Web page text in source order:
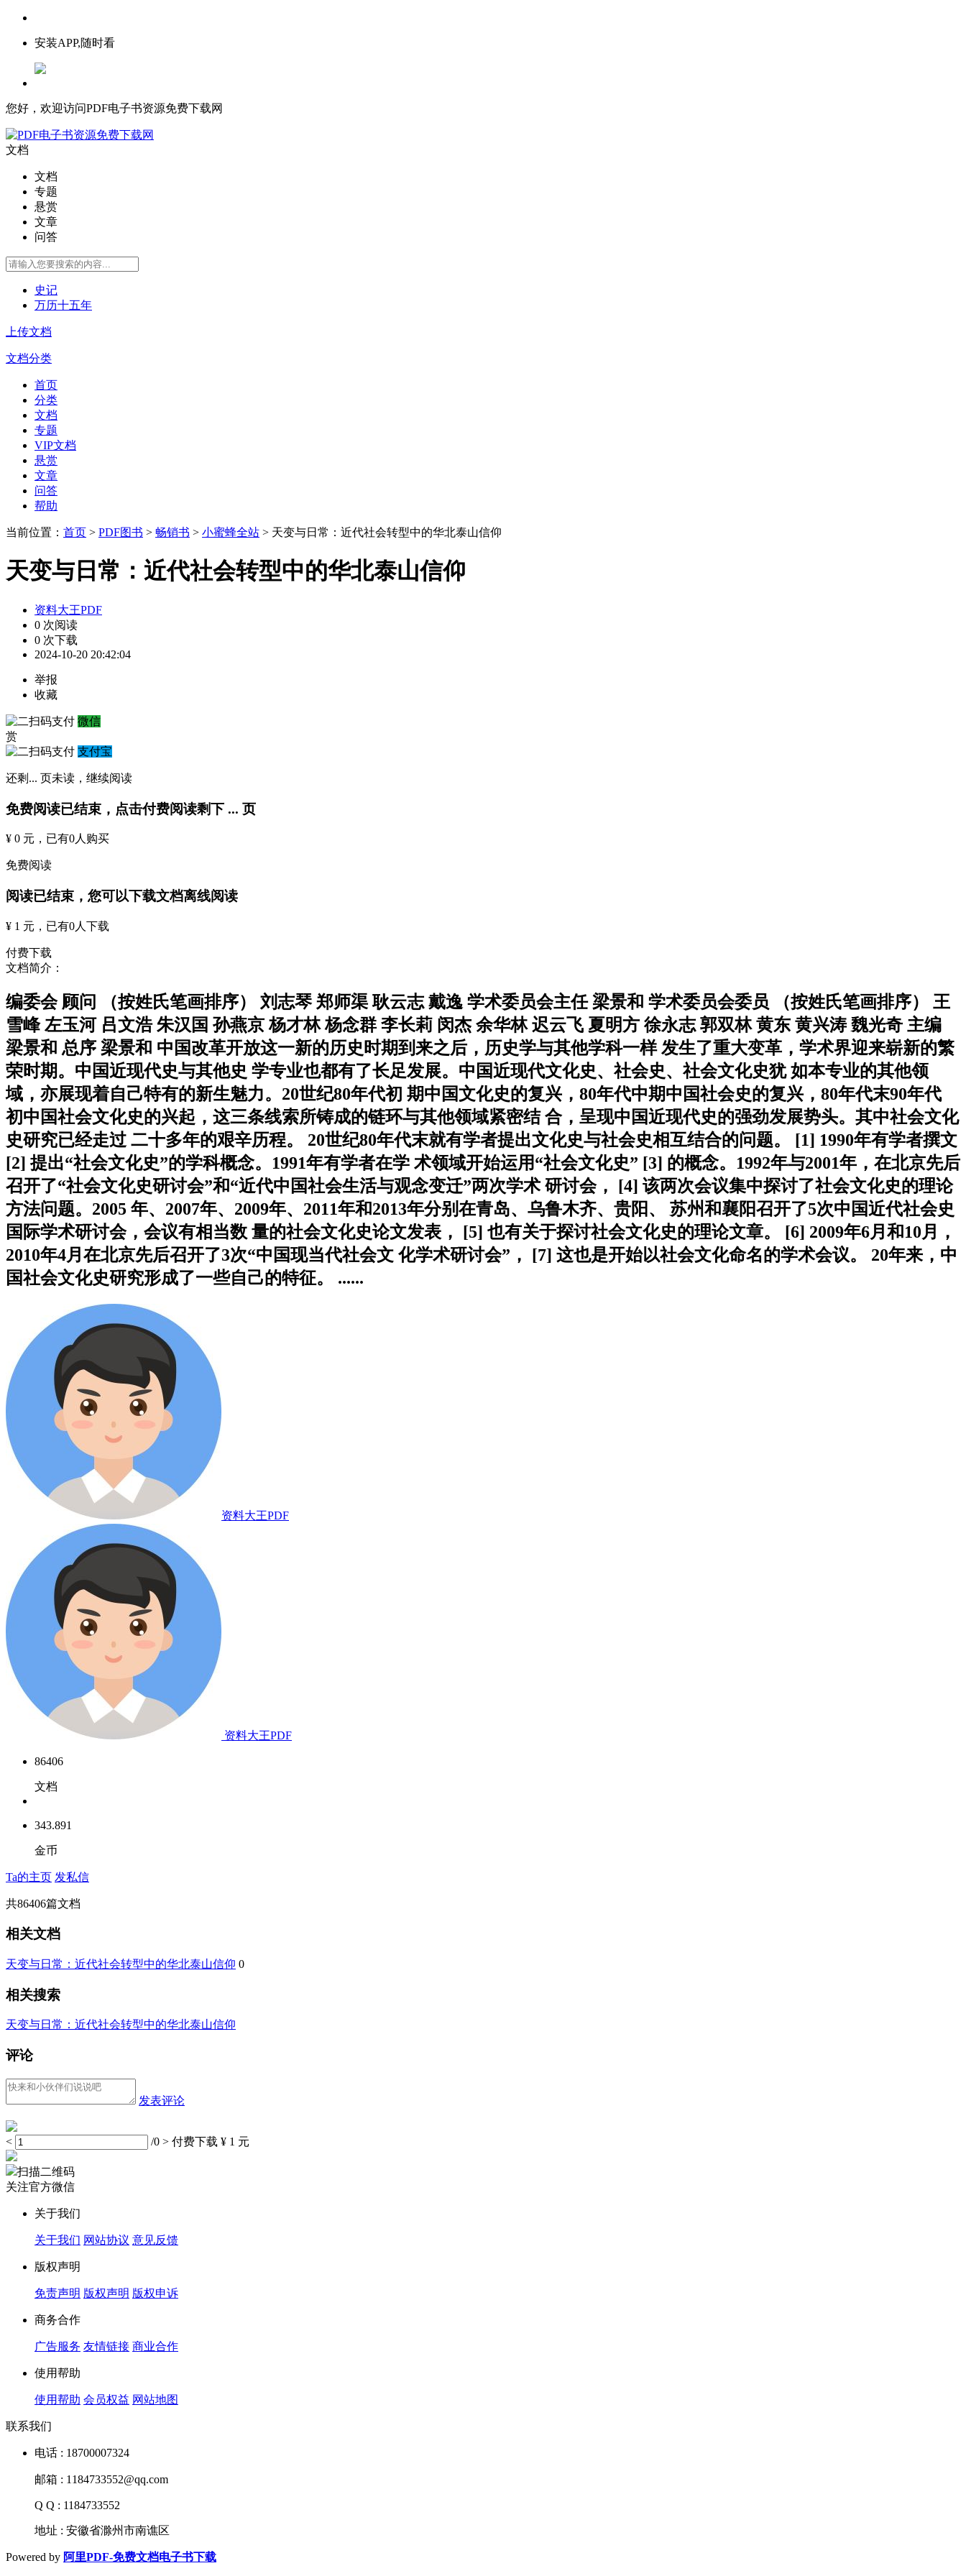
安装APP,随时看
您好，欢迎访问PDF电子书资源免费下载网
文档
文档
专题
悬赏
文章
问答
史记
万历十五年
上传文档
文档分类
首页
分类
文档
专题
VIP文档
悬赏
文章
问答
帮助
当前位置： 首页 > PDF图书 > 畅销书 > 小蜜蜂全站 > 天变与日常：近代社会转型中的华北泰山信仰
天变与日常：近代社会转型中的华北泰山信仰
资料大王PDF
0 次阅读
0 次下载
2024-10-20 20:42:04
举报
收藏
微信
赏
支付宝
还剩 ... 页未读， 继续阅读
免费阅读已结束，点击付费阅读剩下 ... 页
¥ 0 元 ，已有0人购买
免费阅读
阅读已结束，您可以下载文档离线阅读
¥ 1 元 ，已有0人下载
付费下载
文档简介：
编委会 顾问 （按姓氏笔画排序） 刘志琴 郑师渠 耿云志 戴逸 学术委员会主任 梁景和 学术委员会委员 （按姓氏笔画排序） 王
雪峰 左玉河 吕文浩 朱汉国 孙燕京 杨才林 杨念群 李长莉 闵杰 余华林 迟云飞 夏明方 徐永志 郭双林 黄东 黄兴涛 魏光奇 主编
梁景和 总序 梁景和 中国改革开放这一新的历史时期到来之后，历史学与其他学科一样 发生了重大变革，学术界迎来崭新的繁
荣时期。中国近现代史与其他史 学专业也都有了长足发展。中国近现代文化史、社会史、社会文化史犹 如本专业的其他领
域，亦展现着自己特有的新生魅力。20世纪80年代初 期中国文化史的复兴，80年代中期中国社会史的复兴，80年代末90年代
初中国社会文化史的兴起，这三条线索所铸成的链环与其他领域紧密结 合，呈现中国近现代史的强劲发展势头。其中社会文化
史研究已经走过 二十多年的艰辛历程。 20世纪80年代末就有学者提出文化史与社会史相互结合的问题。 [1] 1990年有学者撰文
[2] 提出“社会文化史”的学科概念。1991年有学者在学 术领域开始运用“社会文化史” [3] 的概念。1992年与2001年，在北京先后
召开了“社会文化史研讨会”和“近代中国社会生活与观念变迁”两次学术 研讨会， [4] 该两次会议集中探讨了社会文化史的理论
方法问题。2005 年、2007年、2009年、2011年和2013年分别在青岛、乌鲁木齐、贵阳、 苏州和襄阳召开了5次中国近代社会史
国际学术研讨会，会议有相当数 量的社会文化史论文发表， [5] 也有关于探讨社会文化史的理论文章。 [6] 2009年6月和10月，
2010年4月在北京先后召开了3次“中国现当代社会文 化学术研讨会”， [7] 这也是开始以社会文化命名的学术会议。 20年来，中
国社会文化史研究形成了一些自己的特征。 ......
资料大王PDF
资料大王PDF
86406
文档
343.891
金币
Ta的主页 发私信
共86406篇文档
相关文档
天变与日常：近代社会转型中的华北泰山信仰 0
相关搜索
天变与日常：近代社会转型中的华北泰山信仰
评论
发表评论
< /0 > 付费下载 ¥ 1 元
扫描二维码
关注官方微信
关于我们
关于我们 网站协议 意见反馈
版权声明
免责声明 版权声明 版权申诉
商务合作
广告服务 友情链接 商业合作
使用帮助
使用帮助 会员权益 网站地图
联系我们
电话 : 18700007324
邮箱 : 1184733552@qq.com
Q Q : 1184733552
地址 : 安徽省滁州市南谯区
Powered by 阿里PDF-免费文档电子书下载